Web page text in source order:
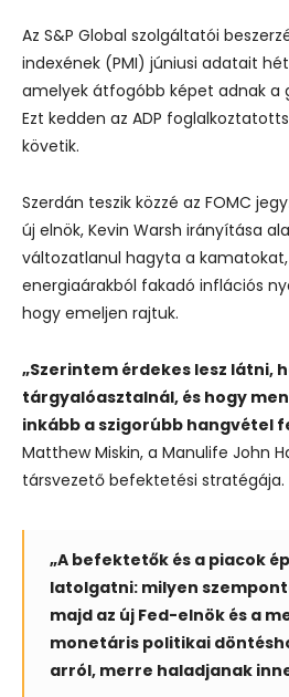
Az S&P Global szolgáltatói
indexének (PMI) júniusi adatait
amelyek átfogóbb képet adnak a
Ezt kedden az ADP
követik.
Szerdán teszik közzé az FOMC
új elnök, Kevin Warsh irányítása
változatlanul hagyta a
energiaárakból fakadó inflációs
hogy emeljen rajtuk.
„Szerintem érdekes lesz látni,
tárgyalóasztalnál, és hogy
inkább a szigorúbb hangvétel
Matthew Miskin, a Manulife John
társvezető befektetési stratégája.
„A befektetők és a piacok
latolgatni: milyen
majd az új Fed-elnök és a
monetáris politikai
arról, merre haladjanak